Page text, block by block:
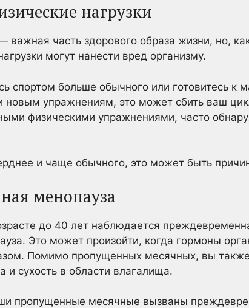
нагрузки
важная часть здорового образа жизни, но,
могут нанести вред организму.
спортом больше обычного или готовитесь к
новым упражнениям, это может сбить ваш
физическими упражнениями, часто
и чаще обычного, это может быть
менопауза
до 40 лет наблюдается
Это может произойти, когда гормоны
Помимо пропущенных месячных, вы
и сухость в области влагалища.
пропущенные месячные вызваны